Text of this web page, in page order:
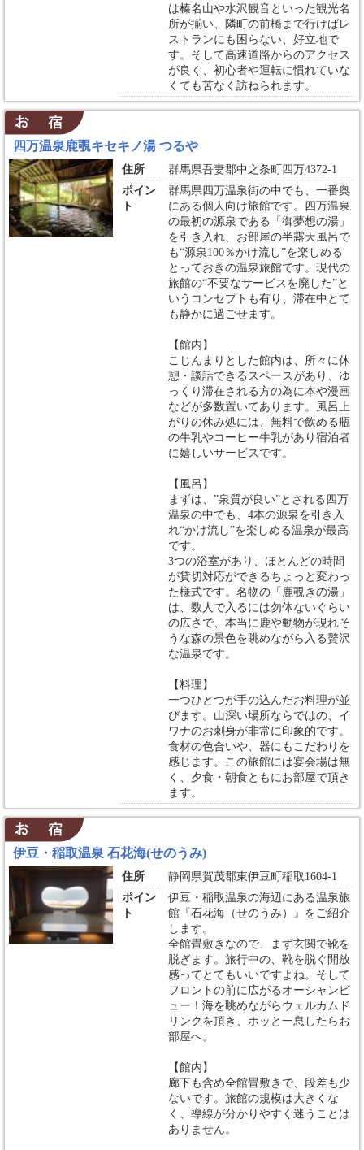
は榛名山や水沢観音といった観光名
所が揃い、隣町の前橋まで行けばレ
ストランにも困らない、好立地で
す。そして高速道路からのアクセス
が良く、初心者や運転に慣れていな
くても苦なく訪ねられます。
四万温泉鹿覗キセキノ湯 つるや
住所
群馬県吾妻郡中之条町四万4372-1
ポイン
ト
群馬県四万温泉街の中でも、一番奥
にある個人向け旅館です。四万温泉
の最初の源泉である「御夢想の湯」
を引き入れ、お部屋の半露天風呂で
も“源泉100％かけ流し”を楽しめる
とっておきの温泉旅館です。現代の
旅館の“不要なサービスを廃した”と
いうコンセプトも有り、滞在中とて
も静かに過ごせます。
【館内】
こじんまりとした館内は、所々に休
憩・談話できるスペースがあり、ゆ
っくり滞在される方の為に本や漫画
などが多数置いてあります。風呂上
がりの休み処には、無料で飲める瓶
の牛乳やコーヒー牛乳があり宿泊者
に嬉しいサービスです。
【風呂】
まずは、”泉質が良い”とされる四万
温泉の中でも、4本の源泉を引き入
れ“かけ流し”を楽しめる温泉が最高
です。
3つの浴室があり、ほとんどの時間
が貸切対応ができるちょっと変わっ
た様式です。名物の「鹿覗きの湯」
は、数人で入るには勿体ないぐらい
の広さで、本当に鹿や動物が現れそ
うな森の景色を眺めながら入る贅沢
な温泉です。
【料理】
一つひとつが手の込んだお料理が並
びます。山深い場所ならではの、イ
ワナのお刺身が非常に印象的です。
食材の色合いや、器にもこだわりを
感じます。この旅館には宴会場は無
く、夕食・朝食ともにお部屋で頂き
ます。
伊豆・稲取温泉 石花海(せのうみ)
住所
静岡県賀茂郡東伊豆町稲取1604-1
ポイン
ト
伊豆・稲取温泉の海辺にある温泉旅
館『石花海（せのうみ）』をご紹介
します。
全館畳敷きなので、まず玄関で靴を
脱ぎます。旅行中の、靴を脱ぐ開放
感ってとてもいいですよね。そして
フロントの前に広がるオーシャンビ
ュー！海を眺めながらウェルカムド
リンクを頂き、ホッと一息したらお
部屋へ。
【館内】
廊下も含め全館畳敷きで、段差も少
ないです。旅館の規模は大きくな
く、導線が分かりやすく迷うことは
ありません。